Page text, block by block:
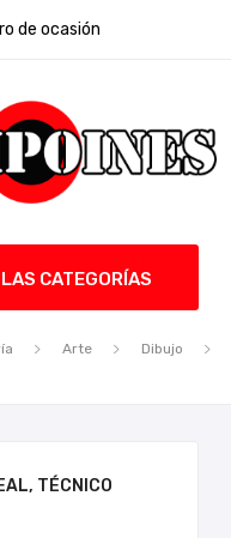
de ocasión
CATEGORÍAS
Arte Dibujo
TÉCNICO